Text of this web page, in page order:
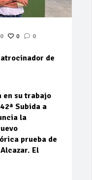
0 0
de
en su trabajo
Subida a
la
prueba de
El